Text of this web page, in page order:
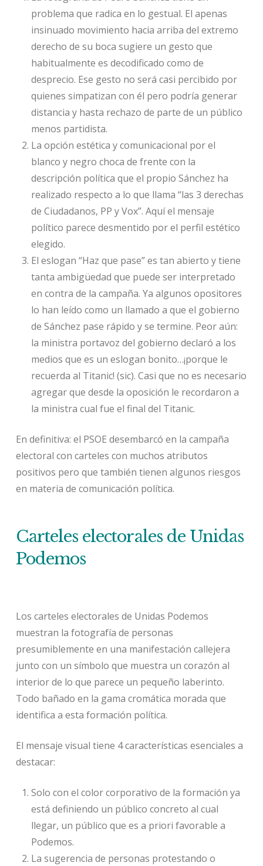
problema que radica en lo gestual. El apenas
insinuado movimiento hacia arriba del extremo
derecho de su boca sugiere un gesto que
habitualmente es decodificado como de
desprecio. Ese gesto no será casi percibido por
quienes simpatizan con él pero podría generar
distancia y hasta rechazo de parte de un público
menos partidista.
La opción estética y comunicacional por el
blanco y negro choca de frente con la
descripción política que el propio Sánchez ha
realizado respecto a lo que llama “las 3 derechas
de Ciudadanos, PP y Vox”. Aquí el mensaje
político parece desmentido por el perfil estético
elegido.
El eslogan “Haz que pase” es tan abierto y tiene
tanta ambigüedad que puede ser interpretado
en contra de la campaña. Ya algunos opositores
lo han leído como un llamado a que el gobierno
de Sánchez pase rápido y se termine. Peor aún:
la ministra portavoz del gobierno declaró a los
medios que es un eslogan bonito…¡porque le
recuerda al Titanic! (sic). Casi que no es necesario
agregar que desde la oposición le recordaron a
la ministra cual fue el final del Titanic.
En definitiva: el PSOE desembarcó en la campaña
electoral con carteles con muchos atributos
positivos pero que también tienen algunos riesgos
en materia de comunicación política.
Carteles electorales de Unidas
Podemos
Los carteles electorales de Unidas Podemos
muestran la fotografía de personas
presumiblemente en una manifestación callejera
junto con un símbolo que muestra un corazón al
interior de lo que parece un pequeño laberinto.
Todo bañado en la gama cromática morada que
identifica a esta formación política.
El mensaje visual tiene 4 características esenciales a
destacar:
Solo con el color corporativo de la formación ya
está definiendo un público concreto al cual
llegar, un público que es a priori favorable a
Podemos.
La sugerencia de personas protestando o